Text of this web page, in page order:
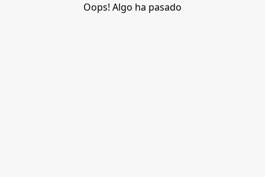
Oops! Algo ha pasado